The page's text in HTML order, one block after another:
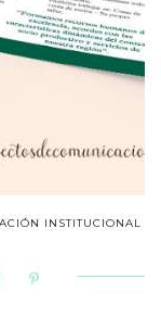
INSTITUCIONAL